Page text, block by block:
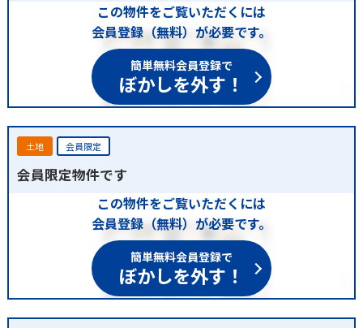
この物件をご覧いただくには
会員登録（無料）が必要です。
簡単無料会員登録で
ぼかしを外す！
土地 会員限定
会員限定物件です
この物件をご覧いただくには
会員登録（無料）が必要です。
簡単無料会員登録で
ぼかしを外す！